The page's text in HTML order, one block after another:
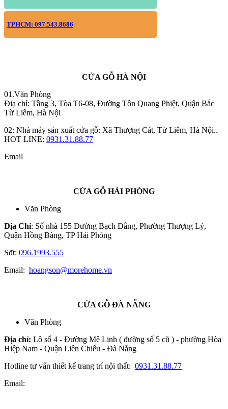
TPHCM: 097.543.8686
CỬA GỖ HÀ NỘI
01.Văn Phòng
Điạ chỉ: Tầng 3, Tòa T6-08, Đường Tôn Quang Phiệt, Quận Bắc
Từ Liêm, Hà Nội
02: Nhà máy sản xuất cửa gỗ: Xã Thượng Cát, Từ Liêm, Hà Nội..
HOT LINE: 0931.31.88.77
Email
CỬA GỖ HẢI PHÒNG
Văn Phòng
Địa Chỉ: Số nhà 155 Đường Bạch Đằng, Phường Thượng Lý,
Quận Hồng Bàng, TP Hải Phòng
Sđt: 096.1993.555
Email: hoangson@morehome.vn
CỬA GỖ ĐÀ NẴNG
Văn Phòng
Địa chỉ: Lô số 4 - Đường Mê Linh ( đường số 5 cũ ) - phường Hòa
Hiệp Nam - Quận Liên Chiểu - Đà Nẵng
Hotline tư vấn thiết kế trang trí nội thất: 0931.31.88.77
Email: